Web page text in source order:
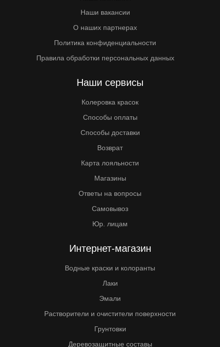
Наши вакансии
О наших партнерах
Политика конфиденциальности
Правила обработки персональных данных
Наши сервисы
Колеровка красок
Способы оплаты
Способы доставки
Возврат
Карта лояльности
Магазины
Ответы на вопросы
Самовывоз
Юр. лицам
Интернет-магазин
Водные краски и колоранты
Лаки
Эмали
Растворители и очистители поверхности
Грунтовки
Деревозащитные составы